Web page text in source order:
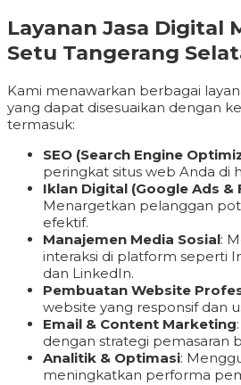
Layanan Jasa Digital
Setu Tangerang
Kami menawarkan berbagai
yang dapat disesuaikan dengan
termasuk:
SEO (Search Engine
peringkat situs web Anda di
Iklan Digital (Google Ads &
Menargetkan pelanggan
efektif.
Manajemen Media Sosial:
interaksi di platform seperti
dan LinkedIn.
Pembuatan Website
website yang responsif dan
Email & Content Marketing
dengan strategi pemasaran
Analitik & Optimasi:
meningkatkan performa